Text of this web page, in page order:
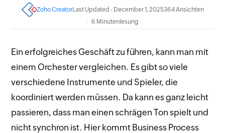
Zoho CreatorLast Updated : December 1, 2025364 Ansichten
6 Minutenlesung
Ein erfolgreiches Geschäft zu führen, kann man mit
einem Orchester vergleichen. Es gibt so viele
verschiedene Instrumente und Spieler, die
koordiniert werden müssen. Da kann es ganz leicht
passieren, dass man einen schrägen Ton spielt und
nicht synchron ist. Hier kommt Business Process